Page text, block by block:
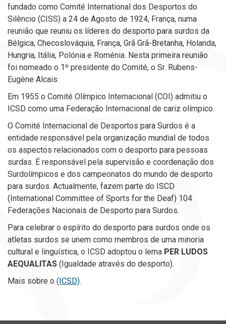
fundado como Comité International dos Desportos do
Silêncio (CISS) a 24 de Agosto de 1924, França, numa
reunião que reuniu os líderes do desporto para surdos da
Bélgica, Checoslováquia, França, Grã Grã-Bretanha, Holanda,
Hungria, Itália, Polónia e Roménia. Nesta primeira reunião
foi nomeado o 1º presidente do Comité, o Sr. Rubens-
Eugène Alcais.
Em 1955 o Comité Olímpico Internacional (COI) admitiu o
ICSD como uma Federação Internacional de cariz olímpico.
O Comité Internacional de Desportos para Surdos é a
entidade responsável pela organização mundial de todos
os aspectos relacionados com o desporto para pessoas
surdas. É responsável pela supervisão e coordenação dos
Surdolímpicos e dos campeonatos do mundo de desporto
para surdos. Actualmente, fazem parte do ISCD
(International Committee of Sports for the Deaf) 104
Federações Nacionais de Desporto para Surdos.
Para celebrar o espírito do desporto para surdos onde os
atletas surdos se unem como membros de uma minoria
cultural e linguística, o ICSD adoptou o lema PER LUDOS
AEQUALITAS (Igualdade através do desporto).
Mais sobre o (ICSD).